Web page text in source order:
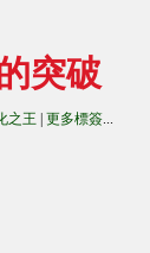
突破
之王 更多標簽...